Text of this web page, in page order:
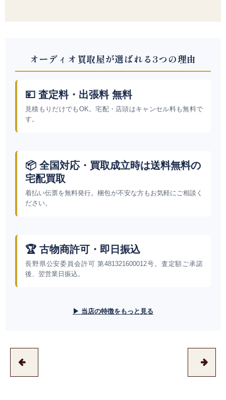
オーディオ買取屋が選ばれる3つの理由
💴 査定料・出張料 無料
見積もりだけでもOK。宅配・店頭はキャンセル料も無料で
す。
📦 全国対応・買取成立時は送料無料の
宅配買取
着払い伝票を無料発行。梱包が不安な方もお気軽にご相談く
ださい。
🏆 古物商許可・即日振込
長野県公安委員会許可 第481321600012号。査定額ご承諾
後、翌営業日振込。
▶ 当店の特徴をもっと見る